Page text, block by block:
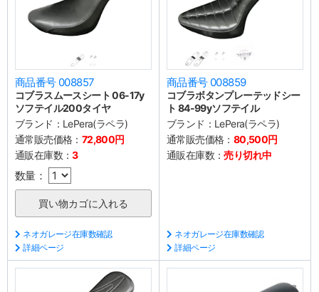
商品番号 008857
コブラスムースシート 06-17y
ソフテイル200タイヤ
ブランド： LePera(ラペラ)
通常販売価格： 72,800円
通販在庫数：3
数量：
ネオガレージ在庫数確認
詳細ページ
商品番号 008859
コブラボタンプレーテッドシー
ト 84-99yソフテイル
ブランド： LePera(ラペラ)
通常販売価格： 80,500円
通販在庫数：売り切れ中
ネオガレージ在庫数確認
詳細ページ